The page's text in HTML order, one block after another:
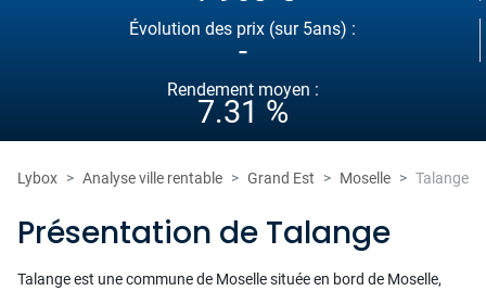
Évolution des prix (sur 5ans) :
-
Rendement moyen :
7.31 %
Lybox Analyse ville rentable Grand Est Moselle Talange
Présentation de Talange
Talange est une commune de Moselle située en bord de Moselle,